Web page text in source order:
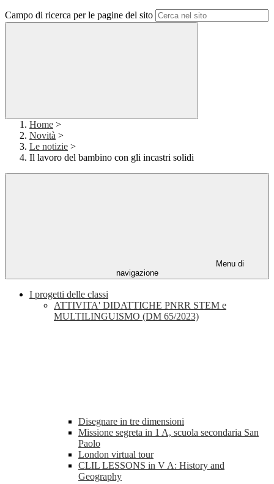
Campo di ricerca per le pagine del sito
Home >
Novità >
Le notizie >
Il lavoro del bambino con gli incastri solidi
Menu di
navigazione
I progetti delle classi
ATTIVITA' DIDATTICHE PNRR STEM e
MULTILINGUISMO (DM 65/2023)
Disegnare in tre dimensioni
Missione segreta in 1 A, scuola secondaria San
Paolo
London virtual tour
CLIL LESSONS in V A: History and
Geography